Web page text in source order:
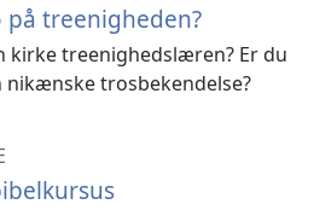
på treenigheden?
kirke treenighedslæren? Er du
nikænske trosbekendelse?